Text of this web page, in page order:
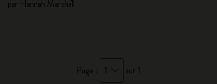
par Hannah Marshall
Page : 1 sur 1